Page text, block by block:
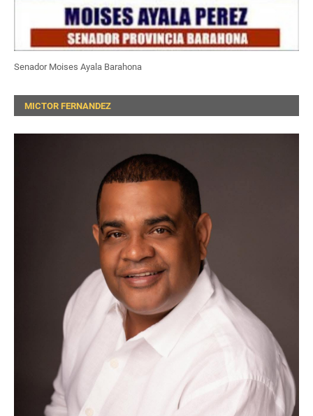
Senador Moises Ayala Barahona
MICTOR FERNANDEZ